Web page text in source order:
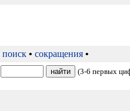
поиск • сокращения •
(3-6 первых